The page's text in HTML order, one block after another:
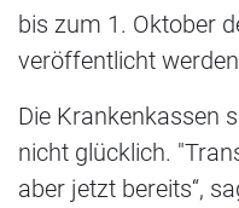
bis zum 1. Oktober
veröffentlicht
Die Krankenkassen
nicht glücklich.
aber jetzt bereits“,